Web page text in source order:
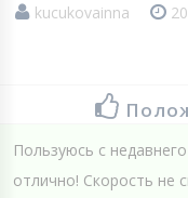
kucukovainna
Пользуюсь с
отлично! Скорость не